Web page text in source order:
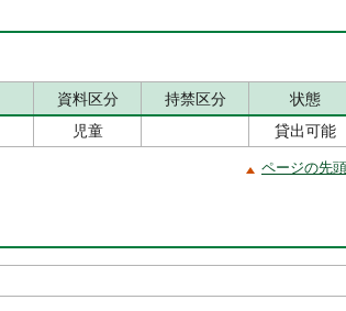
資料区分 持禁区分
状態
児童 貸出可能
ページの先